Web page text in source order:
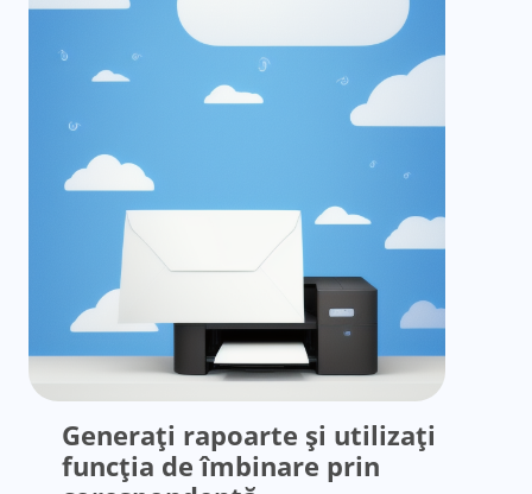
Generați rapoarte și utilizați
funcția de îmbinare prin